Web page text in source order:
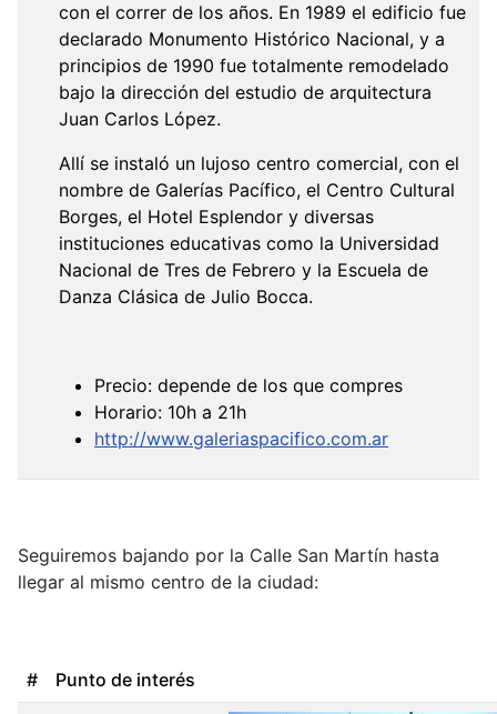
con el correr de los años. En 1989 el edificio fue
declarado Monumento Histórico Nacional, y a
principios de 1990 fue totalmente remodelado
bajo la dirección del estudio de arquitectura
Juan Carlos López.
Allí se instaló un lujoso centro comercial, con el
nombre de Galerías Pacífico, el Centro Cultural
Borges, el Hotel Esplendor y diversas
instituciones educativas como la Universidad
Nacional de Tres de Febrero y la Escuela de
Danza Clásica de Julio Bocca.
Precio: depende de los que compres
Horario: 10h a 21h
http://www.galeriaspacifico.com.ar
Seguiremos bajando por la Calle San Martín hasta
llegar al mismo centro de la ciudad:
# Punto de interés